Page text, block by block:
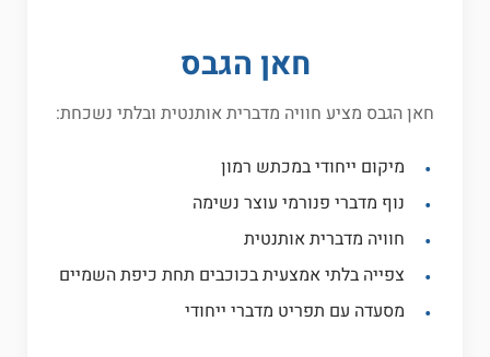
חאן הגבס
חאן הגבס מציע חוויה מדברית אותנטית ובלתי נשכחת:
מיקום ייחודי במכתש רמון
נוף מדברי פנורמי עוצר נשימה
חוויה מדברית אותנטית
צפייה בלתי אמצעית בכוכבים תחת כיפת השמיים
מסעדה עם תפריט מדברי ייחודי